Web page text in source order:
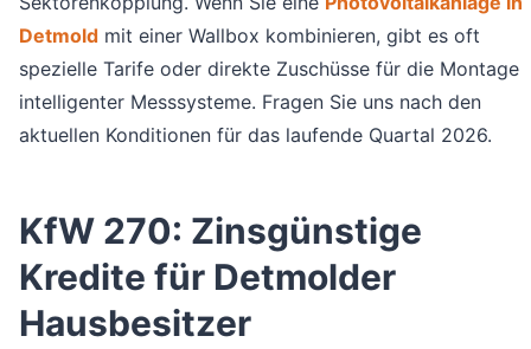
Detmold mit einer Wallbox kombinieren, gibt es oft
spezielle Tarife oder direkte Zuschüsse für die Montage
intelligenter Messsysteme. Fragen Sie uns nach den
aktuellen Konditionen für das laufende Quartal 2026.
KfW 270: Zinsgünstige
Kredite für Detmolder
Hausbesitzer